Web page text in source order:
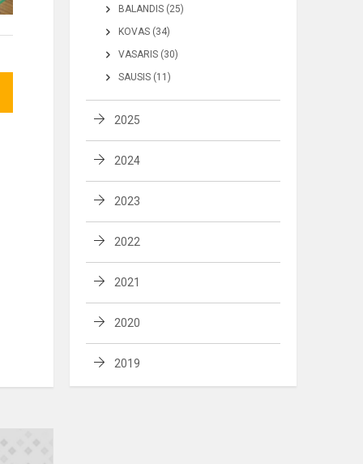
BALANDIS (25)
KOVAS (34)
VASARIS (30)
SAUSIS (11)
2025
2024
2023
2022
2021
2020
2019